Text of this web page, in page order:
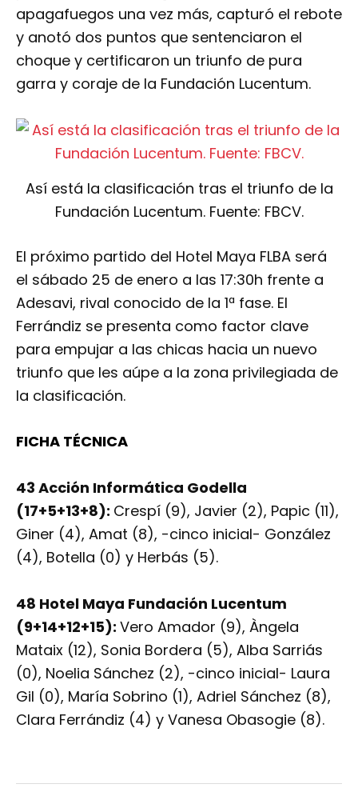
apagafuegos una vez más, capturó el rebote
y anotó dos puntos que sentenciaron el
choque y certificaron un triunfo de pura
garra y coraje de la Fundación Lucentum.
Así está la clasificación tras el triunfo de la
Fundación Lucentum. Fuente: FBCV.
El próximo partido del Hotel Maya FLBA será
el sábado 25 de enero a las 17:30h frente a
Adesavi, rival conocido de la 1ª fase. El
Ferrándiz se presenta como factor clave
para empujar a las chicas hacia un nuevo
triunfo que les aúpe a la zona privilegiada de
la clasificación.
FICHA TÉCNICA
43 Acción Informática Godella
(17+5+13+8): Crespí (9), Javier (2), Papic (11),
Giner (4), Amat (8), -cinco inicial- González
(4), Botella (0) y Herbás (5).
48 Hotel Maya Fundación Lucentum
(9+14+12+15): Vero Amador (9), Àngela
Mataix (12), Sonia Bordera (5), Alba Sarriás
(0), Noelia Sánchez (2), -cinco inicial- Laura
Gil (0), María Sobrino (1), Adriel Sánchez (8),
Clara Ferrándiz (4) y Vanesa Obasogie (8).